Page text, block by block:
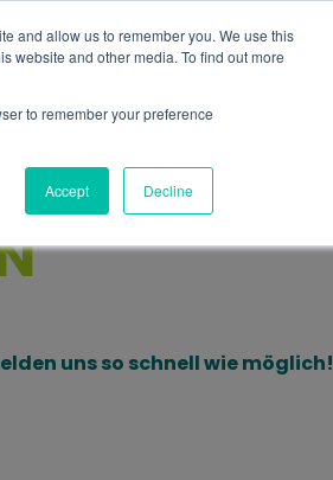
and allow us to remember you. We use this
website and other media. To find out more
to remember your preference
Accept Decline
uns Das Team
uns so schnell wie möglich!